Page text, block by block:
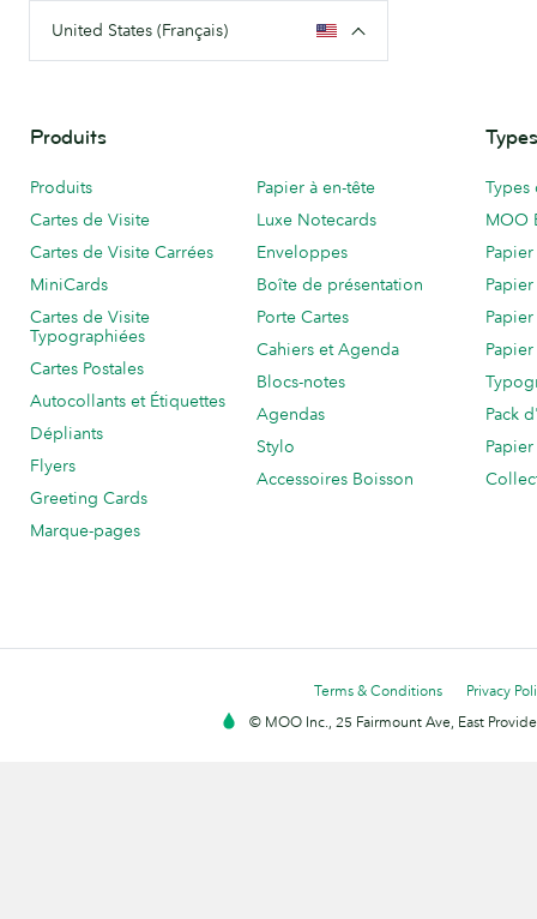
United States (Français)
Produits
Produits
Cartes de Visite
Cartes de Visite Carrées
MiniCards
Cartes de Visite
Typographiées
Cartes Postales
Autocollants et Étiquettes
Dépliants
Flyers
Greeting Cards
Marque-pages
Papier à en-tête
Luxe Notecards
Enveloppes
Boîte de présentation
Porte Cartes
Cahiers et Agenda
Blocs-notes
Agendas
Stylo
Accessoires Boisson
MOO
Pack
Terms & Conditions
Privacy
© MOO Inc., 25 Fairmount Ave, East